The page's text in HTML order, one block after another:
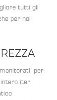
tutti gli
per noi
per
iter